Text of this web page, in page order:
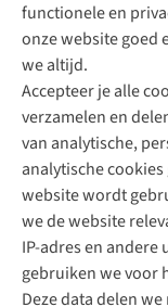
functionele en
onze website goed
we altijd.
Accepteer je alle
verzamelen en
van analytische,
analytische
website wordt
we de website
IP-adres en
gebruiken we voor
Deze data delen
Direct advies
+31 (0)85 888
+31 6 12 28 49